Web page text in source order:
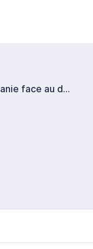
La Roumanie face au défi de la transformation numérique des entreprises